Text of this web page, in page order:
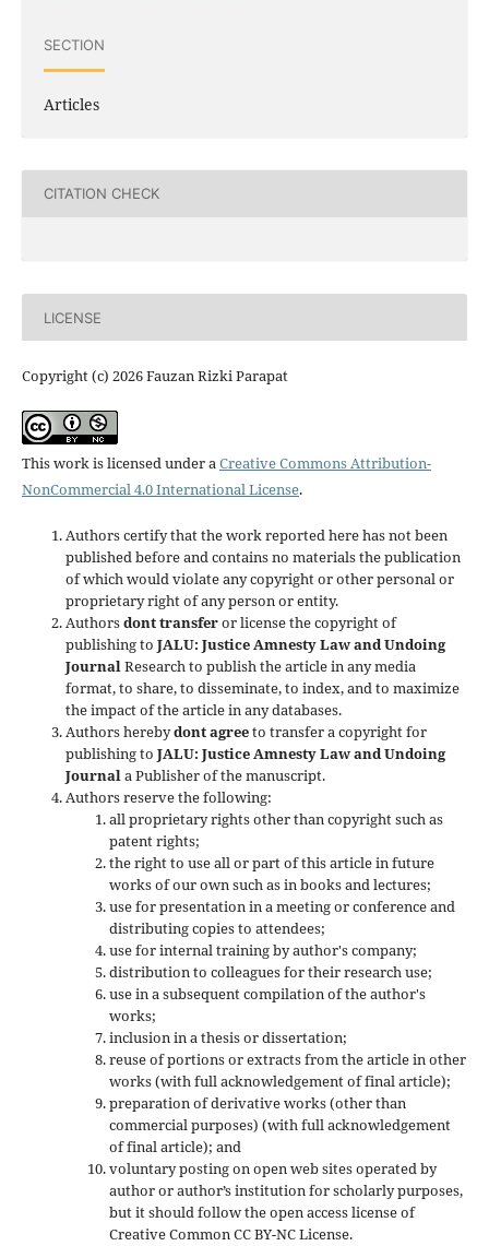
SECTION
Articles
CITATION CHECK
LICENSE
Copyright (c) 2026 Fauzan Rizki Parapat
This work is licensed under aCreative Commons Attribution-
NonCommercial 4.0 International License.
Authors certify that the work reported here has not been
published before and contains no materials the publication
of which would violate any copyright or other personal or
proprietary right of any person or entity.
Authorsdont transferor license the copyright of
publishing to JALU: Justice Amnesty Law and Undoing
JournalResearch to publish the article in any media
format, to share, to disseminate, to index, and to maximize
the impact of the article in any databases.
Authors herebydont agreeto transfer a copyright for
publishing to JALU: Justice Amnesty Law and Undoing
Journala Publisher of the manuscript.
Authors reserve the following:
all proprietary rights other than copyright such as
patent rights;
the right to use all or part of this article in future
works of our own such as in books and lectures;
use for presentation in a meeting or conference and
distributing copies to attendees;
use for internal training by author's company;
distribution to colleagues for their research use;
use in a subsequent compilation of the author's
works;
inclusion in a thesis or dissertation;
reuse of portions or extracts from the article in other
works (with full acknowledgement of final article);
preparation of derivative works (other than
commercial purposes) (with full acknowledgement
of final article); and
voluntary posting on open web sites operated by
author or author’s institution for scholarly purposes,
but it should follow the open access license of
Creative Common CC BY-NC License.